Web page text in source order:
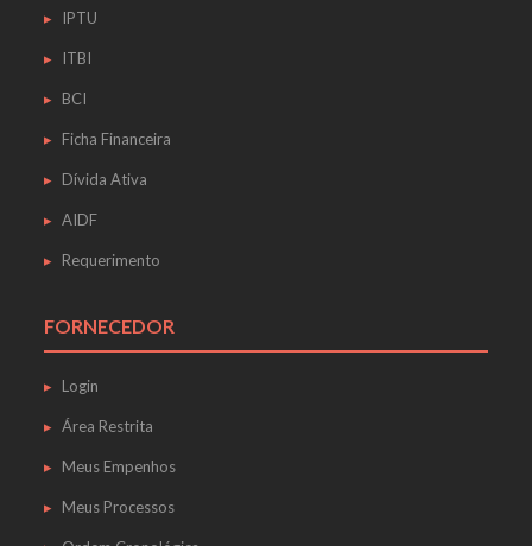
IPTU
ITBI
BCI
Ficha Financeira
Dívida Ativa
AIDF
Requerimento
FORNECEDOR
Login
Área Restrita
Meus Empenhos
Meus Processos